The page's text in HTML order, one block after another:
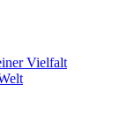
Vielfalt